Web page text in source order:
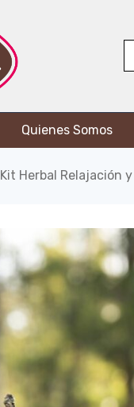
Quienes Somos
Kit Herbal Relajación